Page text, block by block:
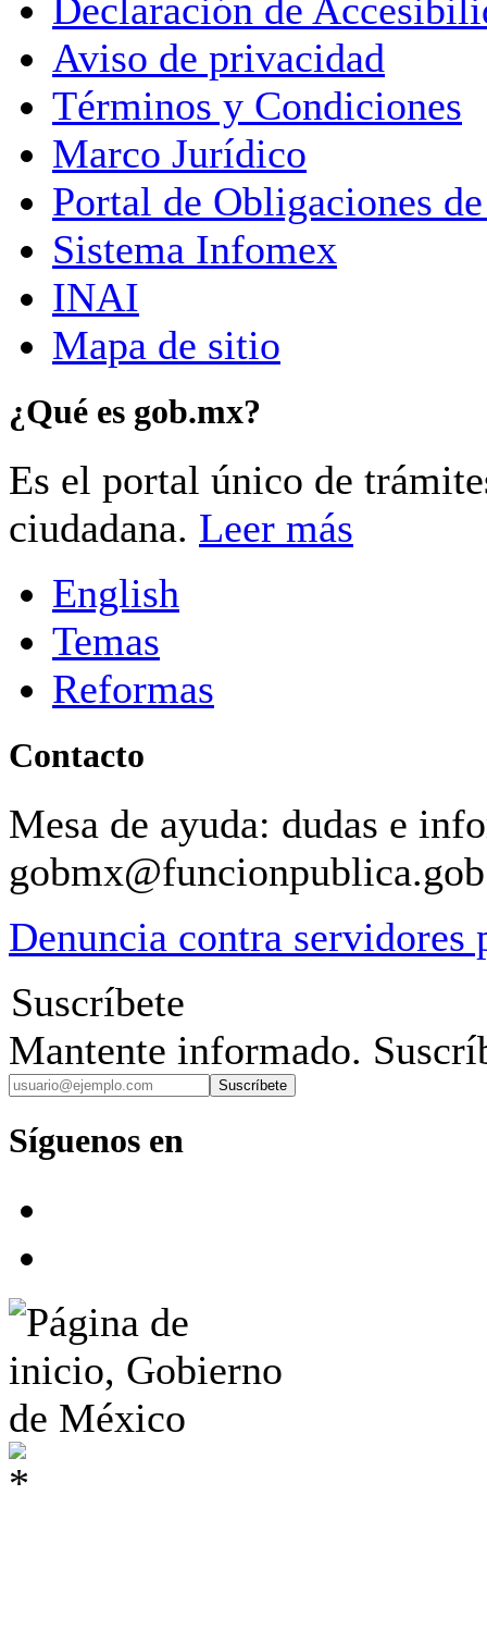
Declaración de
Aviso de privacidad
Términos y Condiciones
Marco Jurídico
Portal de Obligaciones
Sistema Infomex
INAI
Mapa de sitio
¿Qué es gob.mx?
Es el portal único de
ciudadana. Leer más
English
Temas
Reformas
Contacto
Mesa de ayuda: dudas e
Denuncia contra servidores
Suscríbete
Mantente informado.
Suscríbete
Síguenos en